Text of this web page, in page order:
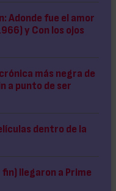
Adonde fue el amor
y Con los ojos
más negra de
a punto de ser
dentro de la
fin) llegaron a Prime